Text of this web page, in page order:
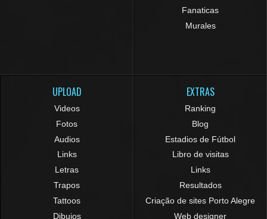
Fanaticas
Murales
UPLOAD
Videos
Fotos
Audios
Links
Letras
Trapos
Tattoos
Dibujos
EXTRAS
Ranking
Blog
Estadios de Fútbol
Libro de visitas
Links
Resultados
Criação de sites Porto Alegre
Web designer